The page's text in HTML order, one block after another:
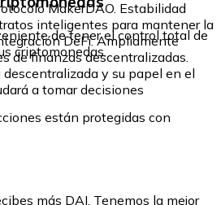
MakerDAO. Estabilidad
inteligentes para mantener la
DeFi: Ampliamente
de finanzas descentralizadas.
y su papel en el
a tomar decisiones
de tener el control total de
criptomonedas.
están protegidas con
más DAI. Tenemos la mejor